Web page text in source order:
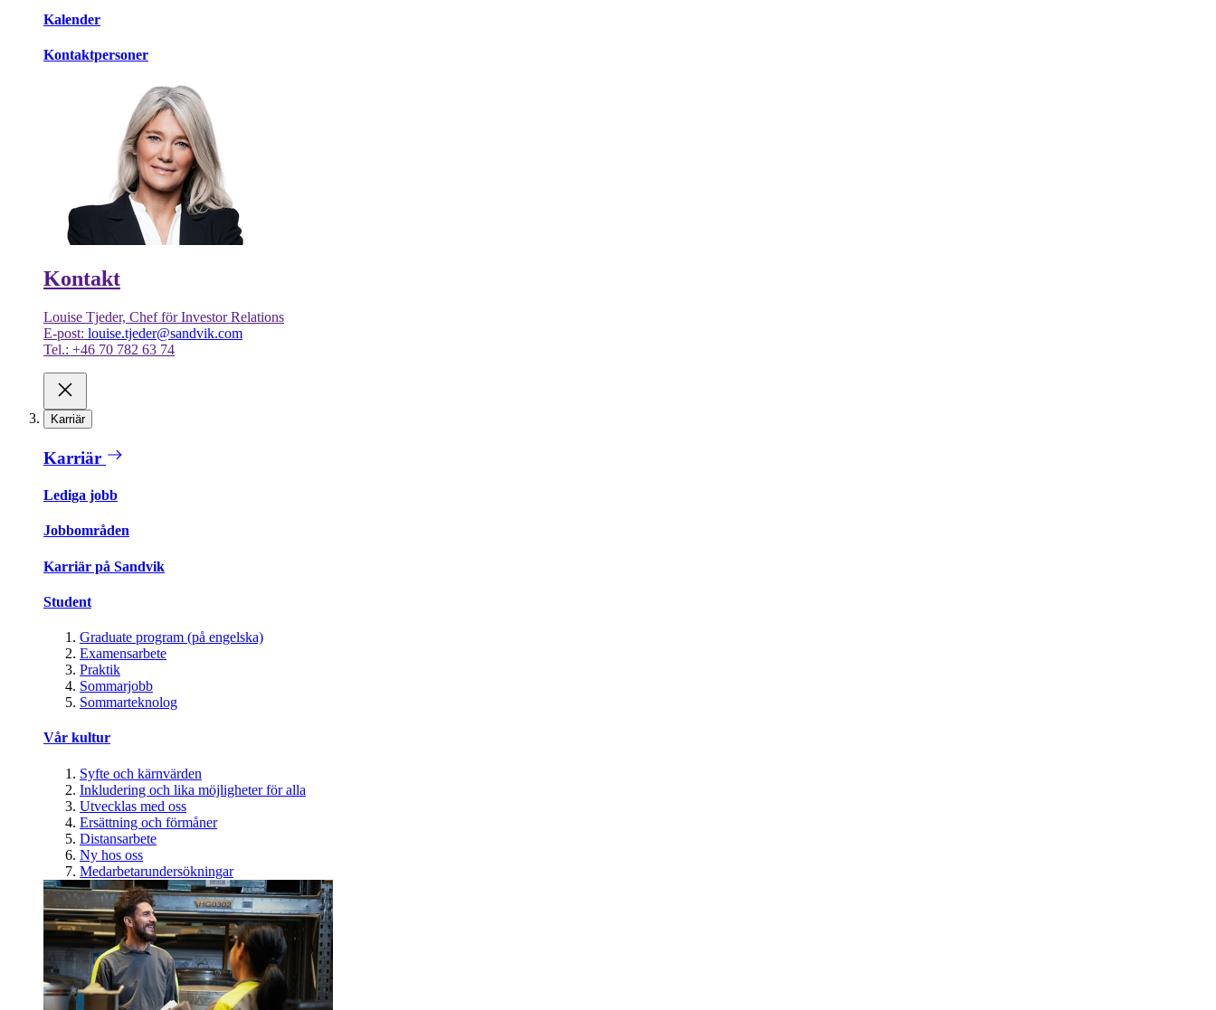
Kalender
Kontaktpersoner
Kontakt
Louise Tjeder, Chef för Investor Relations
E-post: louise.tjeder@sandvik.com
Tel.: +46 70 782 63 74
Karriär
Karriär
Lediga jobb
Jobbområden
Karriär på Sandvik
Student
Graduate program (på engelska)
Examensarbete
Praktik
Sommarjobb
Sommarteknolog
Vår kultur
Syfte och kärnvärden
Inkludering och lika möjligheter för alla
Utvecklas med oss
Ersättning och förmåner
Distansarbete
Ny hos oss
Medarbetarundersökningar